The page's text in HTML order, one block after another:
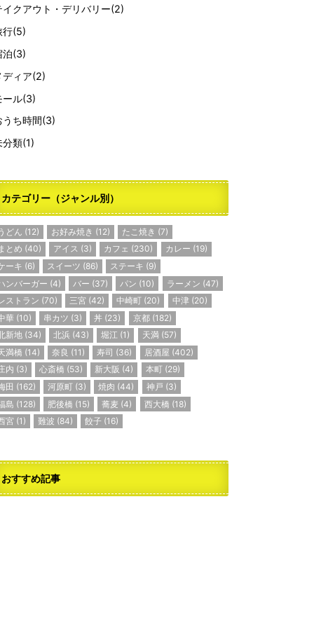
イクアウト・デリバリー(2)
行(5)
泊(3)
ディア(2)
ール(3)
うち時間(3)
分類(1)
カテゴリー（ジャンル別）
どん (12) お好み焼き (12) たこ焼き (7)
とめ (40) アイス (3) カフェ (230) カレー (19)
ーキ (6) スイーツ (86) ステーキ (9)
ンバーガー (4) バー (37) パン (10) ラーメン (47)
ストラン (70) 三宮 (42) 中崎町 (20) 中津(20)
華 (10) 串カツ (3) 丼 (23) 京都(182)
新地 (34) 北浜 (43) 堀江 (1) 天満 (57)
満橋 (14) 奈良 (11) 寿司 (36) 居酒屋 (402)
内 (3) 心斎橋 (53) 新大阪 (4) 本町 (29)
田 (162) 河原町 (3) 焼肉 (44) 神戸 (3)
島 (128) 肥後橋 (15) 蕎麦 (4) 西大橋 (18)
宮 (1) 難波 (84) 餃子 (16)
おすすめ記事